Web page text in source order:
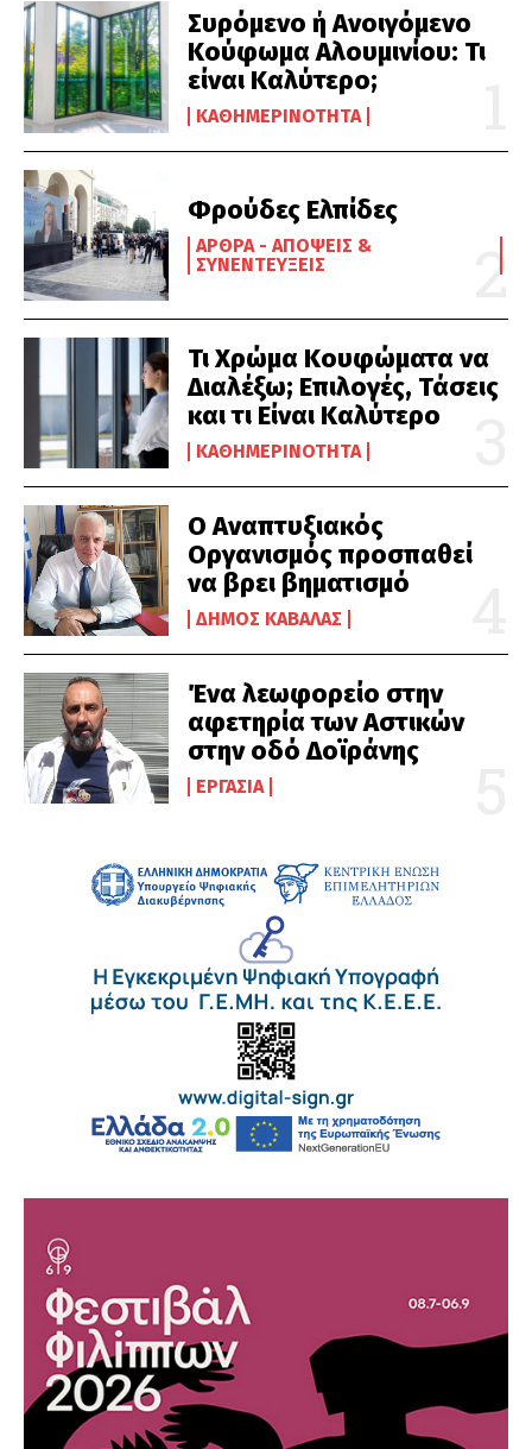
Συρόμενο ή Ανοιγόμενο
Κούφωμα Αλουμινίου: Τι
είναι Καλύτερο;
ΚΑΘΗΜΕΡΙΝΌΤΗΤΑ
Φρούδες Ελπίδες
ΆΡΘΡΑ - ΑΠΌΨΕΙΣ &
ΣΥΝΕΝΤΕΎΞΕΙΣ
Τι Χρώμα Κουφώματα να
Διαλέξω; Επιλογές, Τάσεις
και τι Είναι Καλύτερο
ΚΑΘΗΜΕΡΙΝΌΤΗΤΑ
Ο Αναπτυξιακός
Οργανισμός προσπαθεί
να βρει βηματισμό
ΔΉΜΟΣ ΚΑΒΆΛΑΣ
Ένα λεωφορείο στην
αφετηρία των Αστικών
στην οδό Δοϊράνης
ΕΡΓΑΣΊΑ